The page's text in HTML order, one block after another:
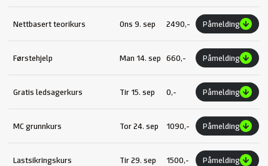
Nettbasert teorikurs Ons 9. sep 2490,- Påmelding
Førstehjelp Man 14. sep 660,- Påmelding
Gratis ledsagerkurs Tir 15. sep 0,- Påmelding
MC grunnkurs Tor 24. sep 1090,- Påmelding
Lastsikringskurs Tir 29. sep 1500,- Påmelding